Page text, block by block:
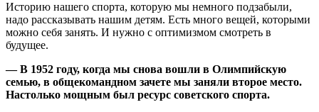
Историю нашего спорта, которую мы немного подзабыли,
надо рассказывать нашим детям. Есть много вещей, которыми
можно себя занять. И нужно с оптимизмом смотреть в
будущее.
— В 1952 году, когда мы снова вошли в Олимпийскую
семью, в общекомандном зачете мы заняли второе место.
Настолько мощным был ресурс советского спорта.